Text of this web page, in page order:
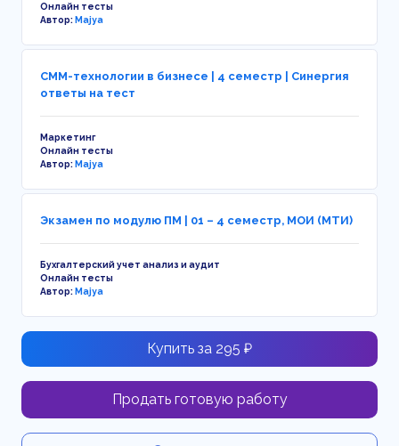
Онлайн тесты
Автор:Majya
СММ-технологии в бизнесе | 4 семестр | Синергия
ответы на тест
Маркетинг
Онлайн тесты
Автор:Majya
Экзамен по модулю ПМ | 01 – 4 семестр, МОИ (МТИ)
Бухгалтерский учет анализ и аудит
Онлайн тесты
Автор:Majya
Купить за 295 ₽
Продать готовую работу